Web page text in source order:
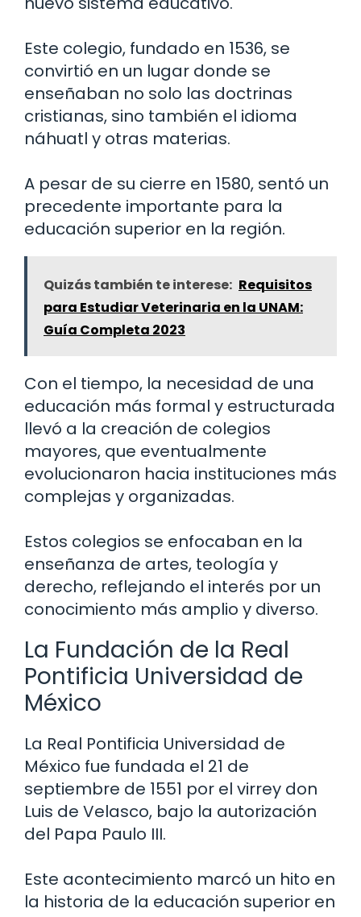
Este colegio, fundado en 1536, se
convirtió en un lugar donde se
enseñaban no solo las doctrinas
cristianas, sino también el idioma
náhuatl y otras materias.
A pesar de su cierre en 1580, sentó un
precedente importante para la
educación superior en la región.
Quizás también te interese: Requisitos
para Estudiar Veterinaria en la UNAM:
Guía Completa 2023
Con el tiempo, la necesidad de una
educación más formal y estructurada
llevó a la creación de colegios
mayores, que eventualmente
evolucionaron hacia instituciones más
complejas y organizadas.
Estos colegios se enfocaban en la
enseñanza de artes, teología y
derecho, reflejando el interés por un
conocimiento más amplio y diverso.
La Fundación de la Real
Pontificia Universidad de
México
La Real Pontificia Universidad de
México fue fundada el 21 de
septiembre de 1551 por el virrey don
Luis de Velasco, bajo la autorización
del Papa Paulo III.
Este acontecimiento marcó un hito en
la historia de la educación superior en